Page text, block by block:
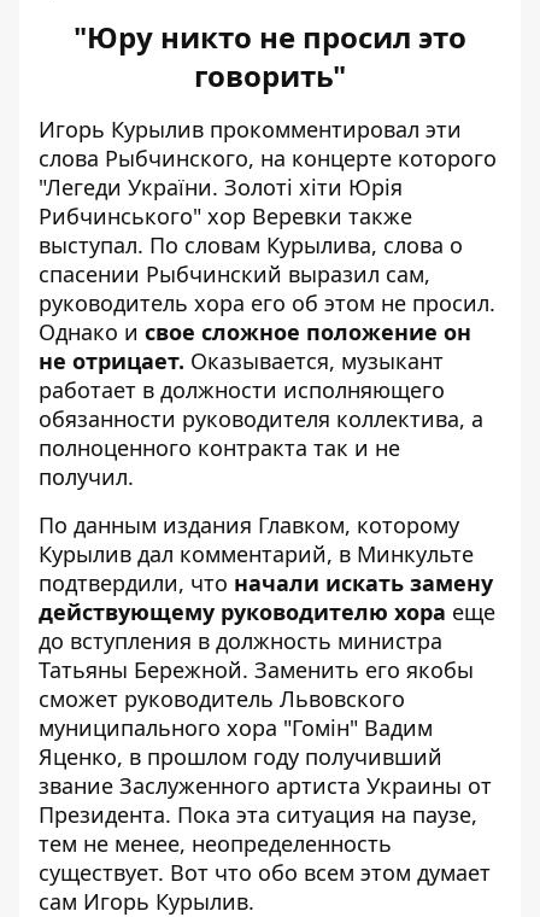
"Юру никто не просил это
говорить"
Игорь Курылив прокомментировал эти
слова Рыбчинского, на концерте которого
"Легеди України. Золоті хіти Юрія
Рибчинського" хор Веревки также
выступал. По словам Курылива, слова о
спасении Рыбчинский выразил сам,
руководитель хора его об этом не просил.
Однако и свое сложное положение он
не отрицает. Оказывается, музыкант
работает в должности исполняющего
обязанности руководителя коллектива, а
полноценного контракта так и не
получил.
По данным издания Главком, которому
Курылив дал комментарий, в Минкульте
подтвердили, что начали искать замену
действующему руководителю хора еще
до вступления в должность министра
Татьяны Бережной. Заменить его якобы
сможет руководитель Львовского
муниципального хора "Гомін" Вадим
Яценко, в прошлом году получивший
звание Заслуженного артиста Украины от
Президента. Пока эта ситуация на паузе,
тем не менее, неопределенность
существует. Вот что обо всем этом думает
сам Игорь Курылив.